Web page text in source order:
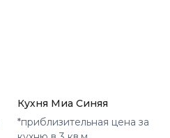
Кухня Миа Синяя
*приблизительная цена за